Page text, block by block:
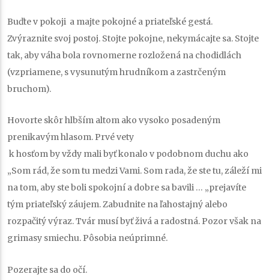
Buďte v pokoji a majte pokojné a priateľské gestá.
Zvýraznite svoj postoj. Stojte pokojne, nekymácajte sa. Stojte
tak, aby váha bola rovnomerne rozložená na chodidlách
(vzpriamene, s vysunutým hrudníkom a zastrčeným
bruchom).
Hovorte skôr hlbším altom ako vysoko posadeným
prenikavým hlasom. Prvé vety
k hosťom by vždy mali byť konalo v podobnom duchu ako
„Som rád, že som tu medzi Vami. Som rada, že ste tu, záleží mi
na tom, aby ste boli spokojní a dobre sa bavili … „prejavíte
tým priateľský záujem. Zabudnite na ľahostajný alebo
rozpačitý výraz. Tvár musí byť živá a radostná. Pozor však na
grimasy smiechu. Pôsobia neúprimné.
Pozerajte sa do očí.